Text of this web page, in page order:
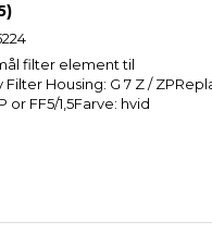
filter element til
Housing: G 7 Z /
or FF5/1,5Farve: hvid